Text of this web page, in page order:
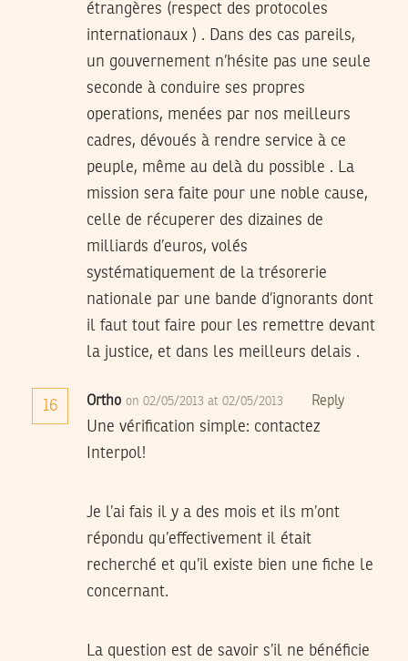
étrangères (respect des protocoles
internationaux ) . Dans des cas pareils,
un gouvernement n’hésite pas une seule
seconde à conduire ses propres
operations, menées par nos meilleurs
cadres, dévoués à rendre service à ce
peuple, même au delà du possible . La
mission sera faite pour une noble cause,
celle de récuperer des dizaines de
milliards d’euros, volés
systématiquement de la trésorerie
nationale par une bande d’ignorants dont
il faut tout faire pour les remettre devant
la justice, et dans les meilleurs delais .
16 Ortho on 02/05/2013 at 02/05/2013 Reply
Une vérification simple: contactez
Interpol!
Je l’ai fais il y a des mois et ils m’ont
répondu qu’effectivement il était
recherché et qu’il existe bien une fiche le
concernant.
La question est de savoir s’il ne bénéficie